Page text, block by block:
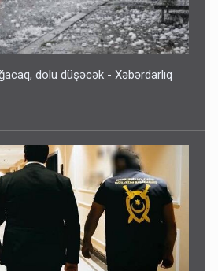
dolu düşəcək - Xəbərdarlıq